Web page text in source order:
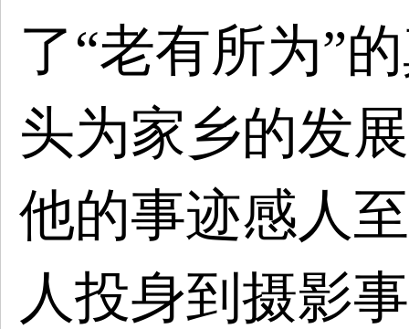
了“老有所为”
头为家乡的发
他的事迹感人
人投身到摄影